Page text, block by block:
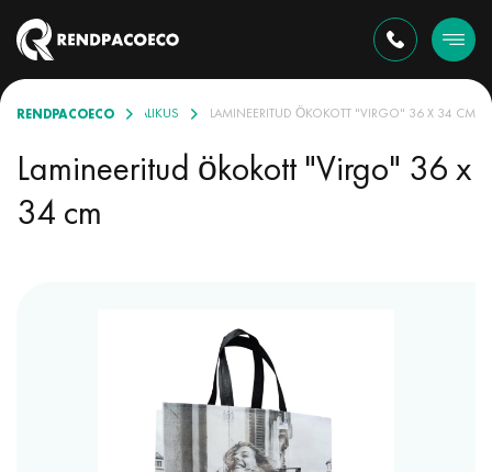
RENDPACOECO
ÖKO-KOTID VALIKUS LAMINEERITUD ÖKOKOTT "VIRGO" 36 X 34 CM
Lamineeritud ökokott "Virgo" 36 x
34 cm